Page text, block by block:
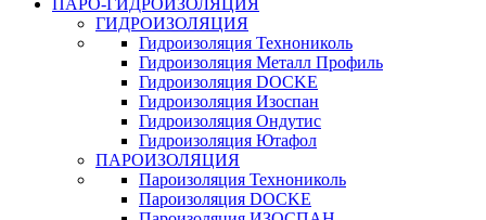
ПАРО-ГИДРОИЗОЛЯЦИЯ
ГИДРОИЗОЛЯЦИЯ
Гидроизоляция Технониколь
Гидроизоляция Металл Профиль
Гидроизоляция DOCKE
Гидроизоляция Изоспан
Гидроизоляция Ондутис
Гидроизоляция Ютафол
ПАРОИЗОЛЯЦИЯ
Пароизоляция Технониколь
Пароизоляция DOCKE